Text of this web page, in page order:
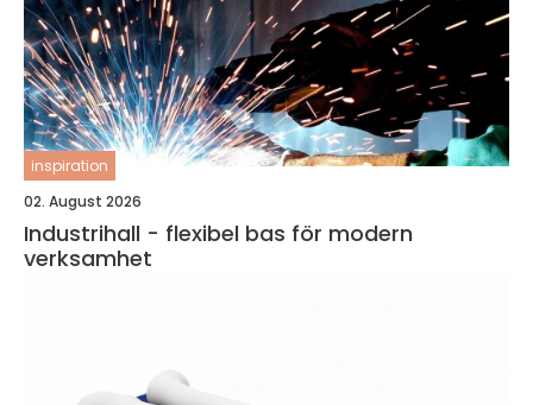
inspiration
02. August 2026
Industrihall - flexibel bas för modern
verksamhet